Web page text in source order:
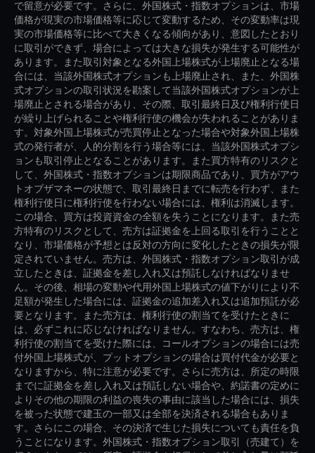
で留意が必要です。さらに、外国株式・指数オプションは、市場
価格が現実の市場価格等に応じて変動するため、その変動率は現
実の市場価格等に比べて大きくなる傾向があり、意図したとおり
に取引ができず、場合によっては大きな損失が発生する可能性が
あります。また取引対象となる外国上場株式が上場廃止となる場
合には、当該外国株式オプションも上場廃止され、また、外国株
式オプションの取引状況を勘案して当該外国株式オプションが上
場廃止とされる場合があり、その際、取引最終日及び権利行使日
が繰り上げられることや権利行使の機会が失われることがありま
す。対象外国上場株式が売買停止となった場合や対象外国上場株
式の発行者が、人的分割を行う場合等には、当該外国株式オプシ
ョンも取引停止となることがあります。また買方特有のリスクと
して、外国株式・指数オプションは期限商品であり、買方がアウ
トオブザマネーの状態で、取引最終日までに転売を行わず、また
権利行使日に権利行使を行わない場合には、権利は消滅します。
この場合、買方は投資資金の全額を失うことになります。また売
方特有のリスクとして、売方は証拠金を上回る取引を行うことと
なり、市場価格が予想とは反対の方向に変化したときの損失が限
定されていません。売方は、外国株式・指数オプション取引が成
立したときは、証拠金を差し入れ又は預託しなければなりませ
ん。その後、相場の変動や代用外国上場株式の値下がりにより不
足額が発生した場合には、証拠金の追加差入れ又は追加預託が必
要となります。また売方は、権利行使の割当てを受けたときに
は、必ずこれに応じなければなりません。すなわち、売方は、権
利行使の割当てを受けた際には、コールオプションの場合には売
付外国上場株式が、プットオプションの場合は買付代金が必要と
なりますから、特に注意が必要です。さらに売方は、所定の時限
までに証拠金を差し入れ又は預託しない場合や、約諾書の定めに
よりその他の期限の利益の喪失の事由に該当した場合には、損失
を被った状態で建玉の一部又は全部を決済される場合もありま
す。さらにこの場合、その決済で生じた損失についても責任を負
うことになります。外国株式・指数オプション取引（売建て）を